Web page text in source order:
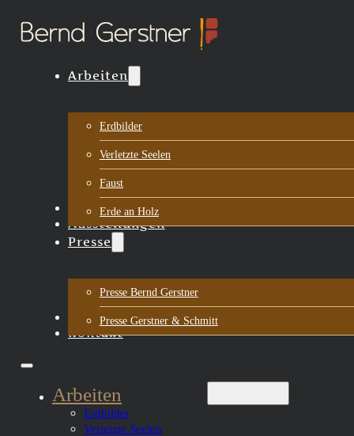
Arbeiten
Erdbilder
Verletzte Seelen
Faust
Erde an Holz
Biografie
Ausstellungen
Presse
Presse Bernd Gerstner
Presse Gerstner & Schmitt
Aktuelles
Kontakt
Arbeiten
Erdbilder
Verletzte Seelen